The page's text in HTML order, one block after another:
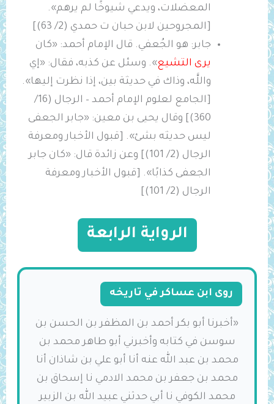
المعضلات، ويدعي شيوخًا لم يرهم».
[المجروحين لابن حبان ت حمدي (2/ 63)]
جابر: هو الجُعفي. قال الإمام أحمد: «كان
يرى التشيع». وسئل عن كذبه، فقال: «إي
واللَّه، وذاك في حديثة بين، إذا نظرت إليها».
[الجامع لعلوم الإمام أحمد – الرجال (16/
360)] وقال يحيى بن معين: ‌«جابر ‌الجعفى
ليس حديثه بشئ». [قبول الأخبار ومعرفة
الرجال (2/ 101)] وعن زائدة قال: «كان ‌جابر
‌الجعفى كذابًا». [قبول الأخبار ومعرفة
الرجال (2/ 101)]
الرواية الرابعة
روى ابن عساكر في تاريخه
«أخبرنا أبو بكر أحمد بن المظفر بن الحسن بن
سوسن في كتابه وأخبرني أبو طاهر محمد بن
محمد بن عبد الله عنه أنا أبو علي بن شاذان أنا
محمد بن جعفر بن محمد الادمي نا إسحاق بن
محمد الكوفي نا أبي حدثني عبيد الله بن الزبير